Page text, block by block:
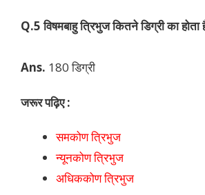
Q.5 विषमबाहु त्रिभुज कितने डिग्री का होता
Ans. 180 डिग्री
जरूर पढ़िए :
समकोण त्रिभुज
न्यूनकोण त्रिभुज
अधिककोण त्रिभुज